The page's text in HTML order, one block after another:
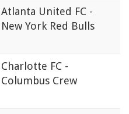
Atlanta United FC -
New York Red Bulls
Charlotte FC -
Columbus Crew